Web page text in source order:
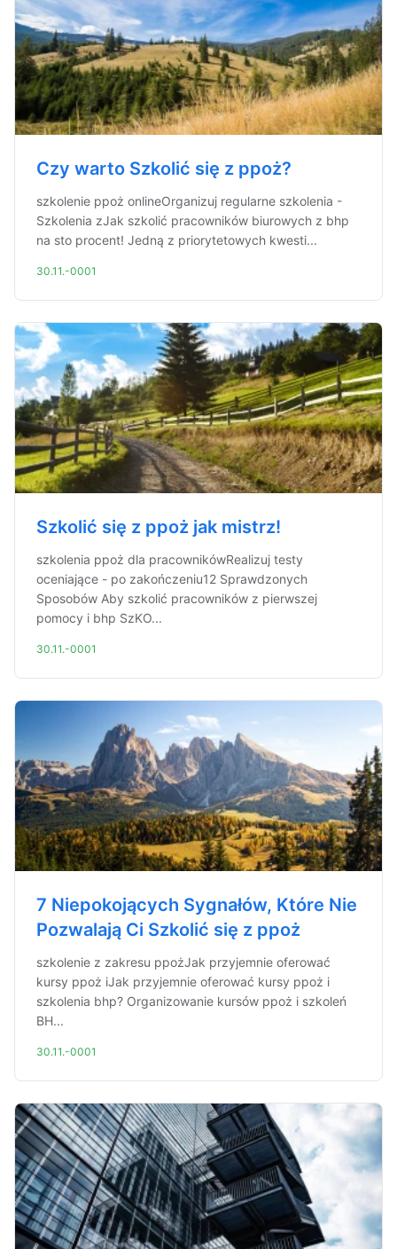
Czy warto Szkolić się z ppoż?
szkolenie ppoż onlineOrganizuj regularne szkolenia -
Szkolenia zJak szkolić pracowników biurowych z bhp
na sto procent! Jedną z priorytetowych kwesti...
30.11.-0001
Szkolić się z ppoż jak mistrz!
szkolenia ppoż dla pracownikówRealizuj testy
oceniające - po zakończeniu12 Sprawdzonych
Sposobów Aby szkolić pracowników z pierwszej
pomocy i bhp SzKO...
30.11.-0001
7 Niepokojących Sygnałów, Które Nie
Pozwalają Ci Szkolić się z ppoż
szkolenie z zakresu ppożJak przyjemnie oferować
kursy ppoż iJak przyjemnie oferować kursy ppoż i
szkolenia bhp? Organizowanie kursów ppoż i szkoleń
BH...
30.11.-0001